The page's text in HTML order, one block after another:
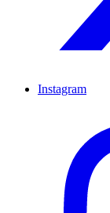
Instagram